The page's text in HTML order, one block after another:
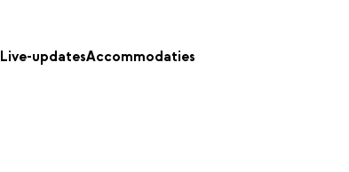
Live-updatesAccommodaties